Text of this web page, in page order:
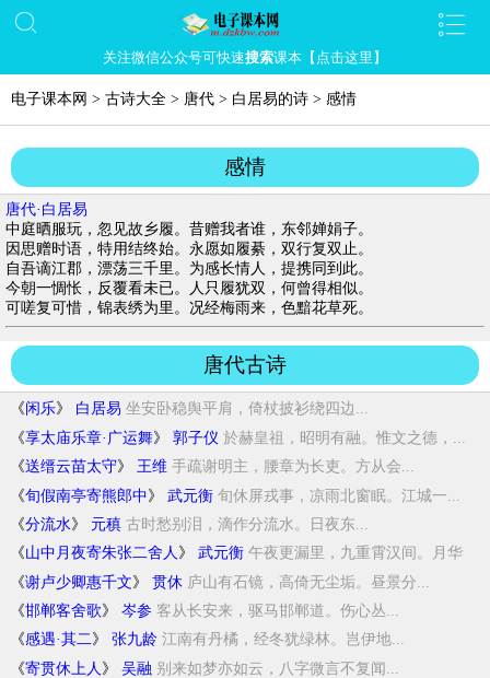
关注微信公众号可快速搜索课本【点击这里】
电子课本网 > 古诗大全 > 唐代 > 白居易的诗 > 感情
感情
唐代· 白居易
中庭晒服玩，忽见故乡履。昔赠我者谁，东邻婵娟子。
因思赠时语，特用结终始。永愿如履綦，双行复双止。
自吾谪江郡，漂荡三千里。为感长情人，提携同到此。
今朝一惆怅，反覆看未已。人只履犹双，何曾得相似。
可嗟复可惜，锦表绣为里。况经梅雨来，色黯花草死。
唐代古诗
《闲乐》 白居易 坐安卧稳舆平肩，倚杖披衫绕四边...
《享太庙乐章·广运舞》 郭子仪 於赫皇祖，昭明有融。惟文之德，...
《送缙云苗太守》 王维 手疏谢明主，腰章为长吏。方从会...
《旬假南亭寄熊郎中》 武元衡 旬休屏戎事，凉雨北窗眠。江城一...
《分流水》 元稹 古时愁别泪，滴作分流水。日夜东...
《山中月夜寄朱张二舍人 》 武元衡 午夜更漏里，九重霄汉间。月华
云...
《谢卢少卿惠千文》 贯休 庐山有石镜，高倚无尘垢。昼景分...
《邯郸客舍歌》 岑参 客从长安来，驱马邯郸道。伤心丛...
《感遇·其二》 张九龄 江南有丹橘，经冬犹绿林。岂伊地...
《寄贯休上人 》 吴融 别来如梦亦如云，八字微言不复闻...